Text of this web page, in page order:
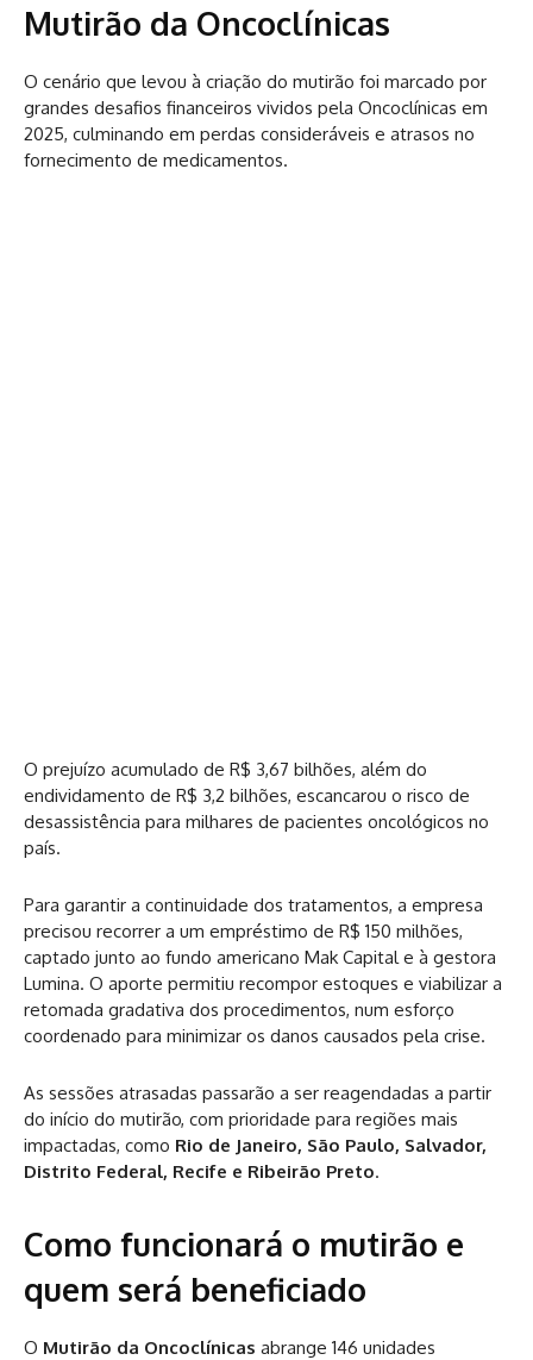
Mutirão da Oncoclínicas
O cenário que levou à criação do mutirão foi marcado por
grandes desafios financeiros vividos pela Oncoclínicas em
2025, culminando em perdas consideráveis e atrasos no
fornecimento de medicamentos.
O prejuízo acumulado de R$ 3,67 bilhões, além do
endividamento de R$ 3,2 bilhões, escancarou o risco de
desassistência para milhares de pacientes oncológicos no
país.
Para garantir a continuidade dos tratamentos, a empresa
precisou recorrer a um empréstimo de R$ 150 milhões,
captado junto ao fundo americano Mak Capital e à gestora
Lumina. O aporte permitiu recompor estoques e viabilizar a
retomada gradativa dos procedimentos, num esforço
coordenado para minimizar os danos causados pela crise.
As sessões atrasadas passarão a ser reagendadas a partir
do início do mutirão, com prioridade para regiões mais
impactadas, como Rio de Janeiro, São Paulo, Salvador,
Distrito Federal, Recife e Ribeirão Preto.
Como funcionará o mutirão e
quem será beneficiado
O Mutirão da Oncoclínicas abrange 146 unidades